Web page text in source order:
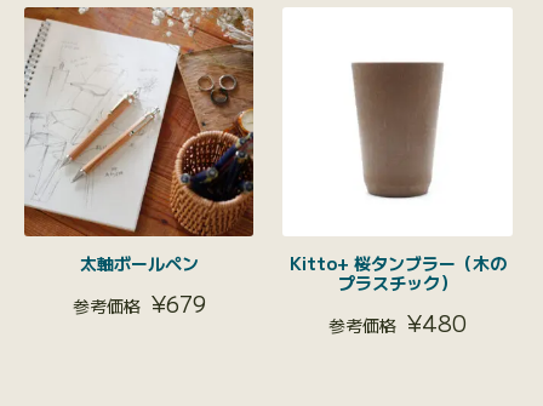
太軸ボールペン
¥679
Kitto+ 桜タンブラー（木の
プラスチック）
¥480